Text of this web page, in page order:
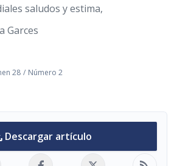
saludos y estima,
Garces
28 / Número 2
Descargar artículo